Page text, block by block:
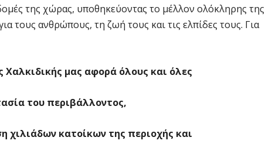
της χώρας, υποθηκεύοντας το μέλλον ολόκληρης της
τους ανθρώπους, τη ζωή τους και τις ελπίδες τους. Για
Χαλκιδικής μας αφορά όλους και όλες
του περιβάλλοντος,
χιλιάδων κατοίκων της περιοχής και